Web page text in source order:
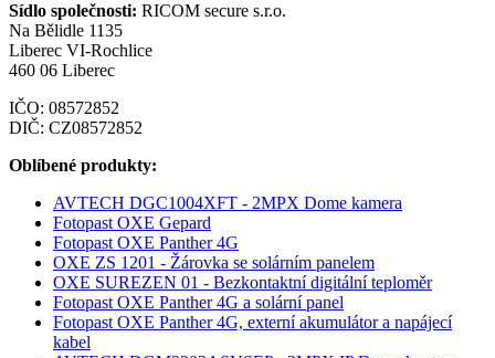
Sídlo společnosti: RICOM secure s.r.o.
Na Bělidle 1135
Liberec VI-Rochlice
460 06 Liberec
IČO: 08572852
DIČ: CZ08572852
Oblíbené produkty:
AVTECH DGC1004XFT - 2MPX Dome kamera
Fotopast OXE Gepard
Fotopast OXE Panther 4G
OXE ZS 1201 - Žárovka se solárním panelem
OXE SUREZEN 01 - Bezkontaktní digitální teploměr
Fotopast OXE Panther 4G a solární panel
Fotopast OXE Panther 4G, externí akumulátor a napájecí
kabel